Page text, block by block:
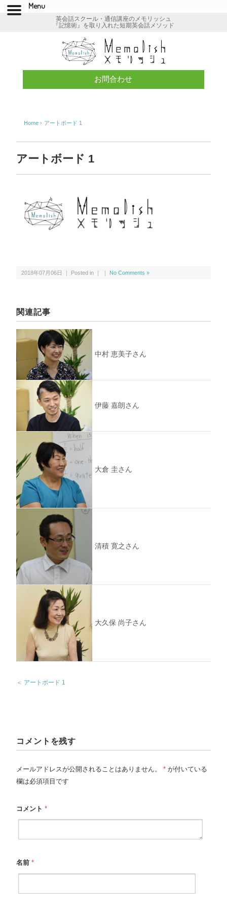
英会話スクール・通信講座のメモリッシュ
『記憶術』を取り入れた短期英会話メソッド
お問合わせ
Home › アートボード 1
アートボード 1
2018年07月06日 ｜ Posted in ｜ ｜ No Comments »
関連記事
中村 恵美子さん
伊藤 嘉朗さん
大倉 圭さん
清積 寛之さん
大久保 尚子さん
＜ アートボード 1
コメントを残す
メールアドレスが公開されることはありません。 * が付いている
欄は必須項目です
コメント*
名前*
Menu